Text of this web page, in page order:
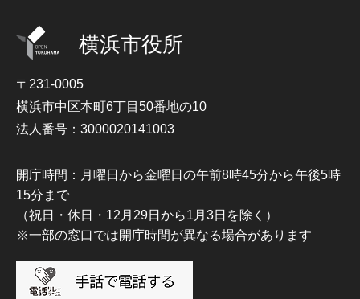
横浜市役所
〒231-0005
横浜市中区本町6丁目50番地の10
法人番号：3000020141003
開庁時間：月曜日から金曜日の午前8時45分から午後5時
15分まで
（祝日・休日・12月29日から1月3日を除く）
※一部の窓口では開庁時間が異なる場合があります